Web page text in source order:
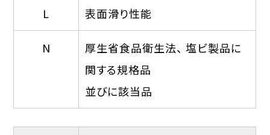
L 表面滑り性能
N
厚生省食品衛生法、 塩ビ製品に
関する規格品
並びに該当品